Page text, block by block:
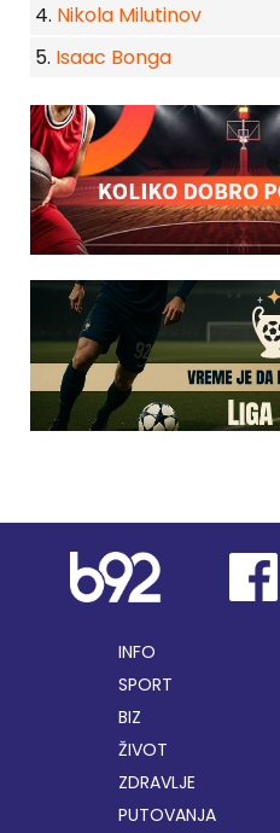
4. Nikola Milutinov
5. Isaac Bonga
INFO
SPORT
BIZ
ŽIVOT
ZDRAVLJE
PUTOVANJA